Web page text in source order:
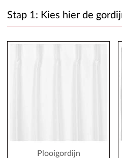
Stap 1: Kies hier de
Plooigordijn